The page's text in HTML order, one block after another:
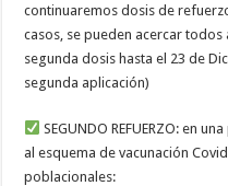
continuaremos dosis de
casos, se pueden acercar
segunda dosis hasta el 23 de
segunda aplicación)
SEGUNDO REFUERZO: en
al esquema de vacunación
poblacionales: